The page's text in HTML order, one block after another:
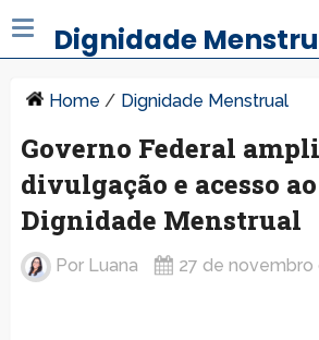
Dignidade
Home / Dignidade Menstrual
Governo Federal
divulgação e acesso
Dignidade Menstrual
Por Luana 27 de novembro